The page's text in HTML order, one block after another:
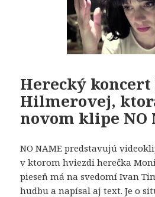
Herecký
Hilmerovej,
novom klipe NO
NO NAME predstavujú
v ktorom hviezdi herečka
pieseň má na svedomí Ivan
hudbu a napísal aj text. Je o